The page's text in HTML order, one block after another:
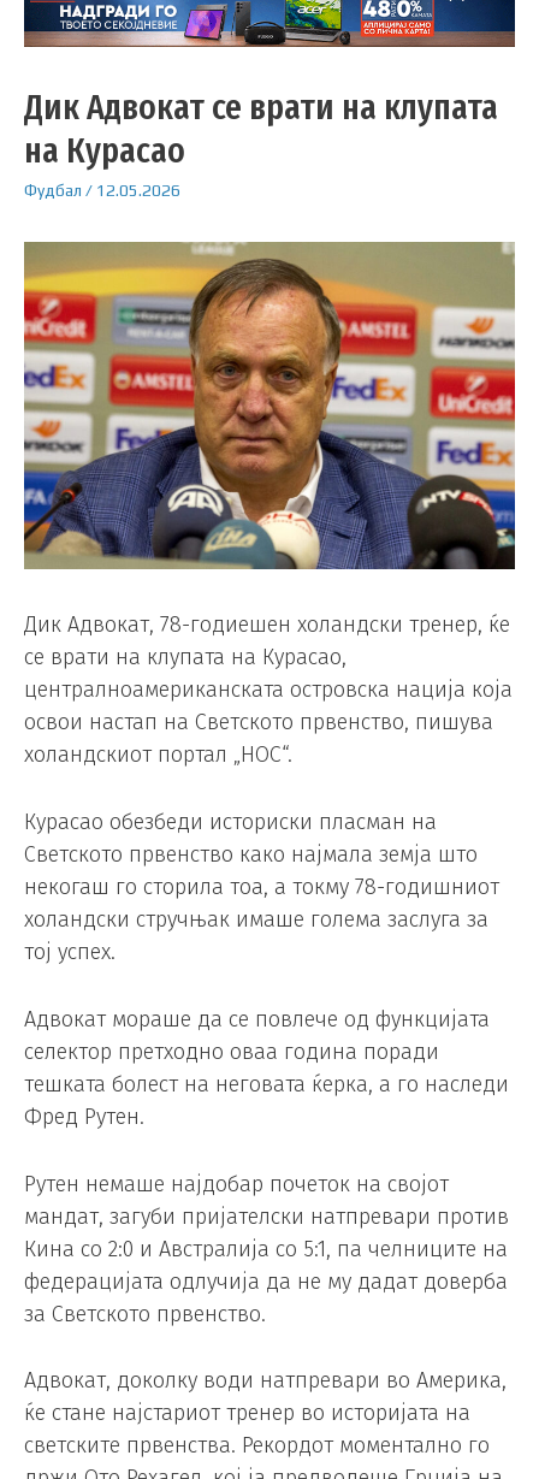
Дик Адвокат се врати на клупата
на Курасао
Фудбал / 12.05.2026
Дик Адвокат, 78-годиешен холандски тренер, ќе
се врати на клупата на Курасао,
централноамериканската островска нација која
освои настап на Светското првенство, пишува
холандскиот портал „НОС“.
Курасао обезбеди историски пласман на
Светското првенство како најмала земја што
некогаш го сторила тоа, а токму 78-годишниот
холандски стручњак имаше голема заслуга за
тој успех.
Адвокат мораше да се повлече од функцијата
селектор претходно оваа година поради
тешката болест на неговата ќерка, а го наследи
Фред Рутен.
Рутен немаше најдобар почеток на својот
мандат, загуби пријателски натпревари против
Кина со 2:0 и Австралија со 5:1, па челниците на
федерацијата одлучија да не му дадат доверба
за Светското првенство.
Адвокат, доколку води натпревари во Америка,
ќе стане најстариот тренер во историјата на
светските првенства. Рекордот моментално го